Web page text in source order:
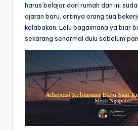
harus belajar dari rumah dan ini
ajaran baru, artinya orang tua
kelabakan. Lalu bagaimana ya biar
sekarang senormal dulu sebelum